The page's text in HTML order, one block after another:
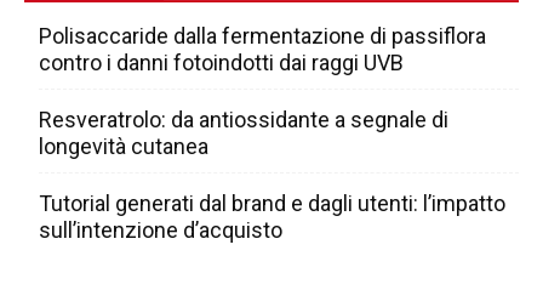
Polisaccaride dalla fermentazione di passiflora
contro i danni fotoindotti dai raggi UVB
Resveratrolo: da antiossidante a segnale di
longevità cutanea
Tutorial generati dal brand e dagli utenti: l’impatto
sull’intenzione d’acquisto